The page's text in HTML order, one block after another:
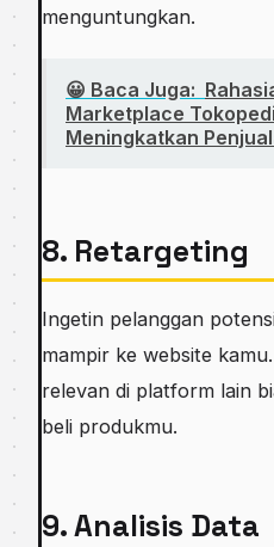
menguntungkan.
😀 Baca Juga:
Marketplace
Meningkatkan
8. Retargeting
Ingetin pelanggan
mampir ke website
relevan di platform lain
beli produkmu.
9. Analisis Data